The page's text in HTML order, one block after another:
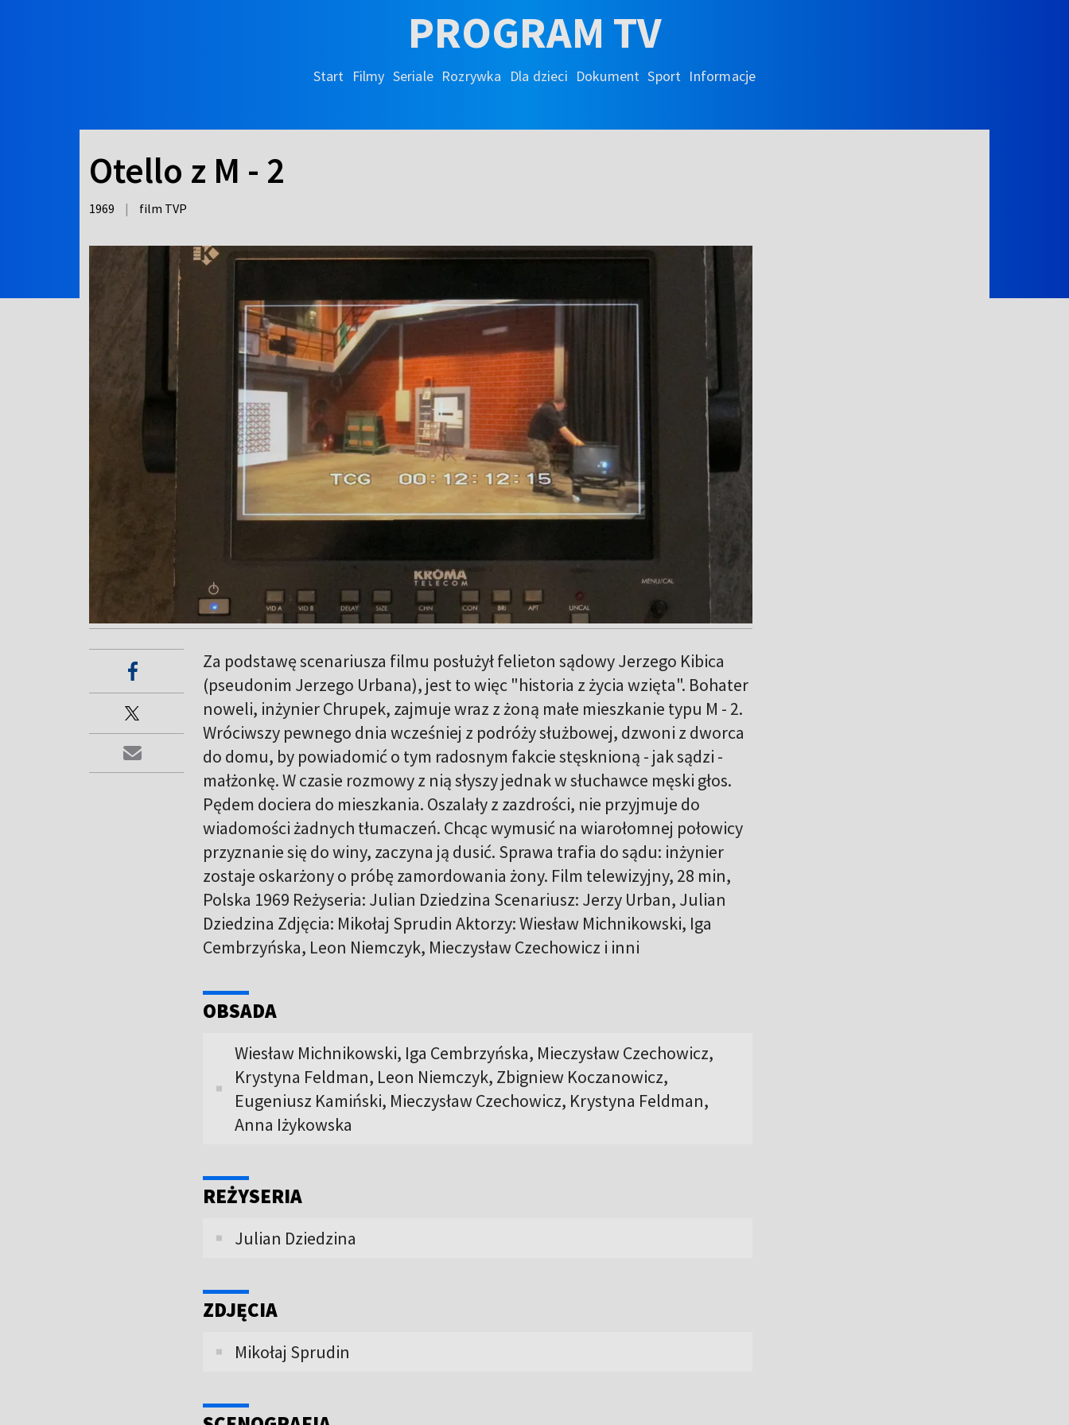
PROGRAM TV
Start Filmy Seriale Rozrywka Dla dzieci Dokument Sport Informacje
Otello z M - 2
1969 | film TVP
Za podstawę scenariusza filmu posłużył felieton sądowy Jerzego Kibica
(pseudonim Jerzego Urbana), jest to więc "historia z życia wzięta". Bohater
noweli, inżynier Chrupek, zajmuje wraz z żoną małe mieszkanie typu M - 2.
Wróciwszy pewnego dnia wcześniej z podróży służbowej, dzwoni z dworca
do domu, by powiadomić o tym radosnym fakcie stęsknioną - jak sądzi -
małżonkę. W czasie rozmowy z nią słyszy jednak w słuchawce męski głos.
Pędem dociera do mieszkania. Oszalały z zazdrości, nie przyjmuje do
wiadomości żadnych tłumaczeń. Chcąc wymusić na wiarołomnej połowicy
przyznanie się do winy, zaczyna ją dusić. Sprawa trafia do sądu: inżynier
zostaje oskarżony o próbę zamordowania żony. Film telewizyjny, 28 min,
Polska 1969 Reżyseria: Julian Dziedzina Scenariusz: Jerzy Urban, Julian
Dziedzina Zdjęcia: Mikołaj Sprudin Aktorzy: Wiesław Michnikowski, Iga
Cembrzyńska, Leon Niemczyk, Mieczysław Czechowicz i inni
OBSADA
Wiesław Michnikowski, Iga Cembrzyńska, Mieczysław Czechowicz,
Krystyna Feldman, Leon Niemczyk, Zbigniew Koczanowicz,
Eugeniusz Kamiński, Mieczysław Czechowicz, Krystyna Feldman,
Anna Iżykowska
REŻYSERIA
Julian Dziedzina
ZDJĘCIA
Mikołaj Sprudin